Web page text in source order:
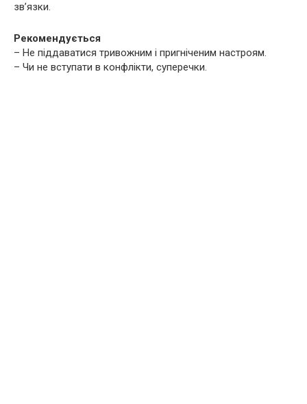
зв’язки.
Рекомендується
– Не піддаватися тривожним і пригніченим настроям.
– Чи не вступати в конфлікти, суперечки.